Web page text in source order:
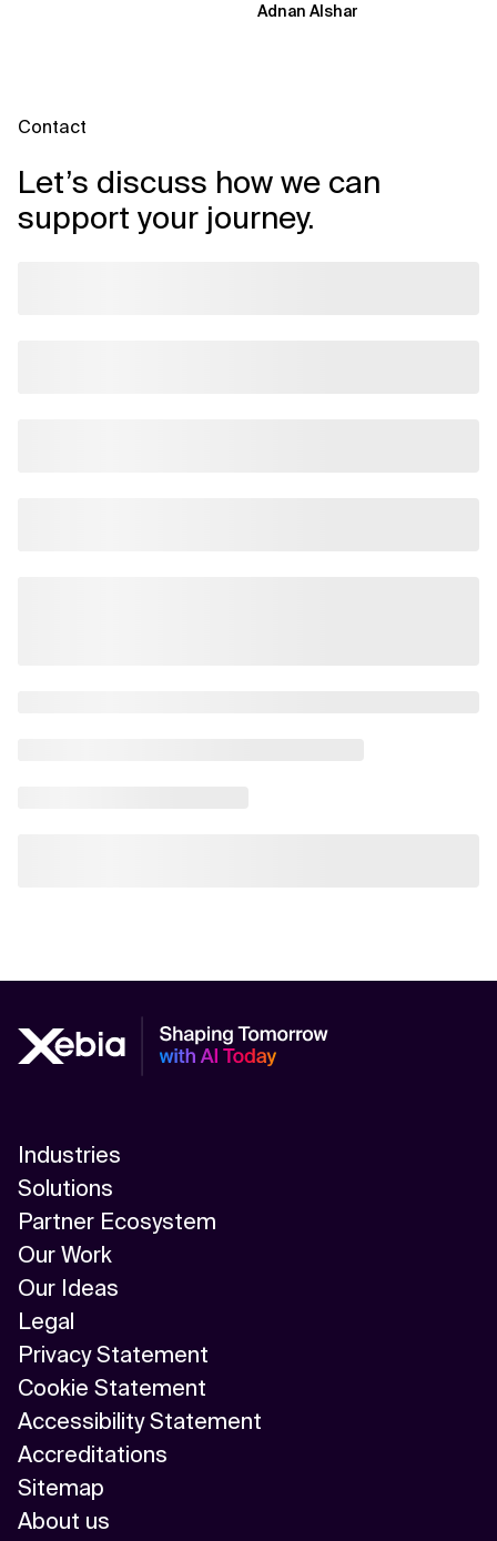
Engineering voranzutreiben,
Adnan Alshar
Contact
Let’s discuss how we can
support your journey.
Industries
Solutions
Partner Ecosystem
Our Work
Our Ideas
Legal
Privacy Statement
Cookie Statement
Accessibility Statement
Accreditations
Sitemap
About us